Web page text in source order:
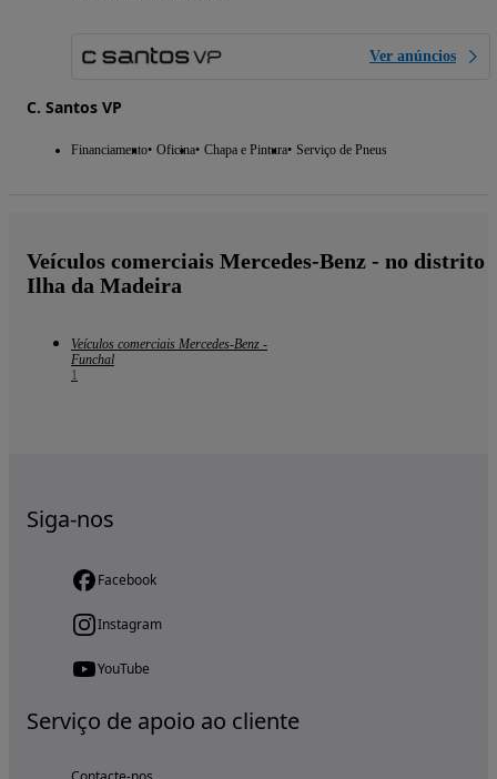
Ver anúncios
C. Santos VP
Financiamento Oficina Chapa e Pintura Serviço de Pneus
Veículos comerciais Mercedes-Benz - no distrito
Ilha da Madeira
Veículos comerciais Mercedes-Benz -
Funchal
1
Siga-nos
Facebook
Instagram
YouTube
Serviço de apoio ao cliente